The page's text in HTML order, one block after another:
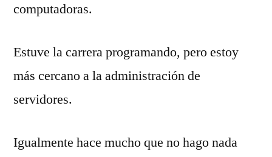
computadoras.
Estuve la carrera programando, pero estoy
más cercano a la administración de
servidores.
Igualmente hace mucho que no hago nada